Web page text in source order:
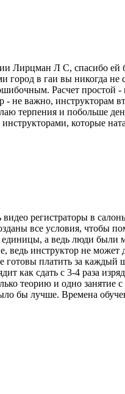
Л С, спасибо ей
город в гаи вы никогда
Расчет простой
не важно, инструкторам
терпения и побольше
которые
регистраторы в
все условия, чтобы
а ведь люди
ведь инструктор не
платить за каждый
как сдать с 3-4 раза
теорию и одно
бы лучше. Времена